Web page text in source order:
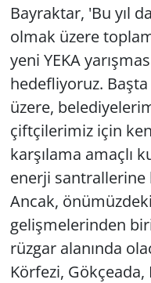
Bayraktar, 'Bu yıl
olmak üzere
yeni YEKA
hedefliyoruz.
üzere,
çiftçilerimiz için
karşılama amaçlı
enerji santrallerine
Ancak,
gelişmelerinden
rüzgar alanında
Körfezi,